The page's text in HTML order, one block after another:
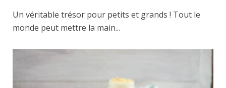
Un véritable trésor pour petits et grands ! Tout le
monde peut mettre la main...